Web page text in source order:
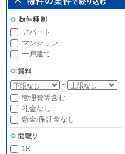
アパート
マンション
一戸建て
～
管理費等含む
礼金なし
敷金/保証金なし
1R